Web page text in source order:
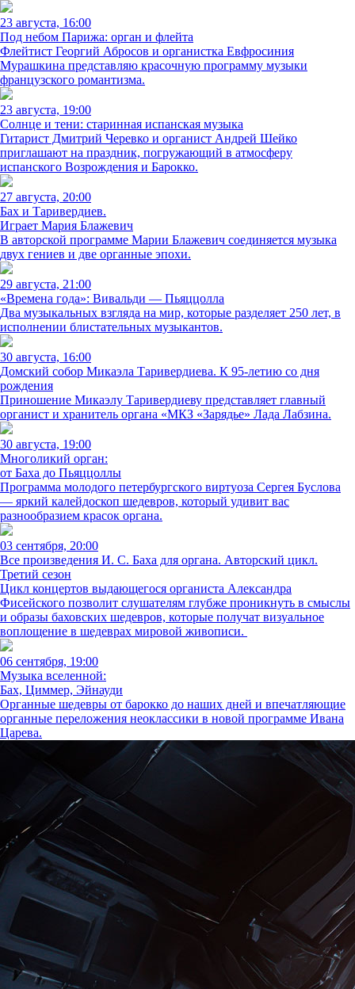
23 августа, 16:00
Под небом Парижа: орган и флейта
Флейтист Георгий Абросов и органистка Евфросиния
Мурашкина представляю красочную программу музыки
французского романтизма.
23 августа, 19:00
Солнце и тени: старинная испанская музыка
Гитарист Дмитрий Черевко и органист Андрей Шейко
приглашают на праздник, погружающий в атмосферу
испанского Возрождения и Барокко.
27 августа, 20:00
Бах и Таривердиев.
Играет Мария Блажевич
В авторской программе Марии Блажевич соединяется музыка
двух гениев и две органные эпохи.
29 августа, 21:00
«Времена года»: Вивальди — Пьяццолла
Два музыкальных взгляда на мир, которые разделяет 250 лет, в
исполнении блистательных музыкантов.
30 августа, 16:00
Домский собор Микаэла Таривердиева. К 95-летию со дня
рождения
Приношение Микаэлу Таривердиеву представляет главный
органист и хранитель органа «МКЗ «Зарядье» Лада Лабзина.
30 августа, 19:00
Многоликий орган:
от Баха до Пьяццоллы
Программа молодого петербургского виртуоза Сергея Буслова
— яркий калейдоскоп шедевров, который удивит вас
разнообразием красок органа.
03 сентября, 20:00
Все произведения И. С. Баха для органа. Авторский цикл.
Третий сезон
Цикл концертов выдающегося органиста Александра
Фисейского позволит слушателям глубже проникнуть в смыслы
и образы баховских шедевров, которые получат визуальное
воплощение в шедеврах мировой живописи.
06 сентября, 19:00
Музыка вселенной:
Бах, Циммер, Эйнауди
Органные шедевры от барокко до наших дней и впечатляющие
органные переложения неоклассики в новой программе Ивана
Царева.